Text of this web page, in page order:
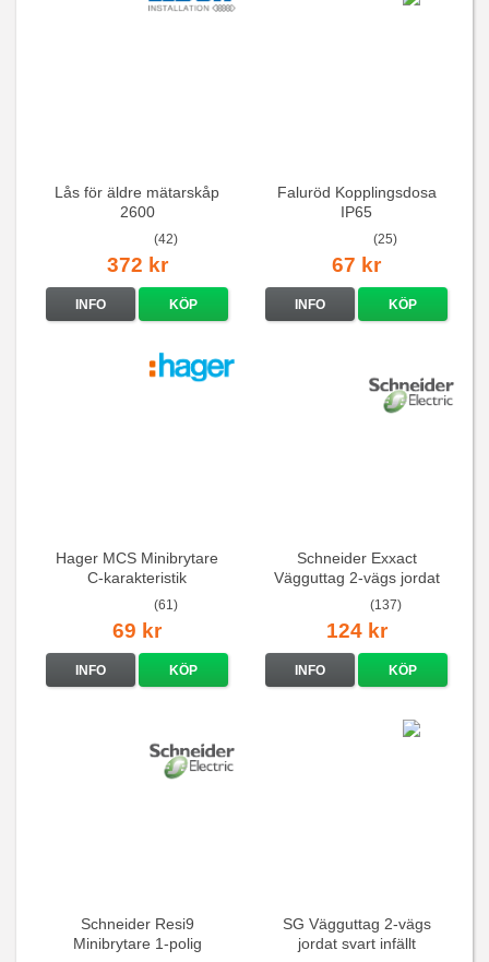
Lås för äldre mätarskåp
2600
(42)
372 kr
INFO KÖP
Faluröd Kopplingsdosa
IP65
(25)
67 kr
INFO KÖP
Hager MCS Minibrytare
C-karakteristik
QuickConnect
(61)
69 kr
INFO KÖP
Schneider Exxact
Vägguttag 2-vägs jordat
Vit standarduttag
(137)
124 kr
INFO KÖP
Schneider Resi9
Minibrytare 1-polig
SG Vägguttag 2-vägs
jordat svart infällt